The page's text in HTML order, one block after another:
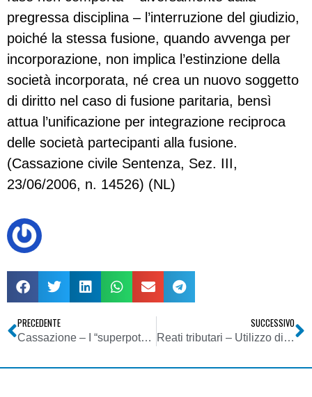
pregressa disciplina – l’interruzione del giudizio,
poiché la stessa fusione, quando avvenga per
incorporazione, non implica l’estinzione della
società incorporata, né crea un nuovo soggetto
di diritto nel caso di fusione paritaria, bensì
attua l’unificazione per integrazione reciproca
delle società partecipanti alla fusione.
(Cassazione civile Sentenza, Sez. III,
23/06/2006, n. 14526) (NL)
PRECEDENTE
Cassazione – I “superpoteri” dell’appello, basta la parte civile – da www.dirittoegiustizia.it
SUCCESSIVO
Reati tributari – Utilizzo di fatture inesistenti tra vecchia e nuova disciplina